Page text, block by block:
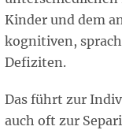
Kinder und dem
kognitiven,
Defiziten.
Das führt zur
auch oft zur